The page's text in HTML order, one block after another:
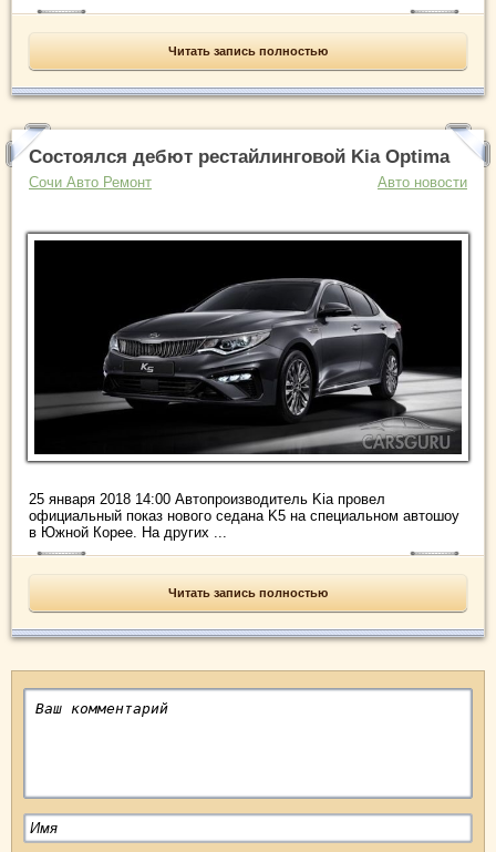
Читать запись полностью
Состоялся дебют рестайлинговой Kia Optima
Сочи Авто Ремонт Авто новости
25 января 2018 14:00 Автопроизводитель Kia провел
официальный показ нового седана K5 на специальном автошоу
в Южной Корее. На других ...
Читать запись полностью